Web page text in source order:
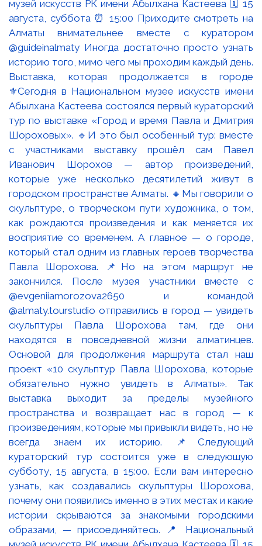
Выставка, которая продолжается в городе
⚜️Сегодня в Национальном музее искусств имени
Абылхана Кастеева состоялся первый кураторский
тур по выставке «Город и время Павла и Дмитрия
Шороховых». 🔹И это был особенный тур: вместе
с участниками выставку прошёл сам Павел
Иванович Шорохов — автор произведений,
которые уже несколько десятилетий живут в
городском пространстве Алматы. 🔸Мы говорили о
скульптуре, о творческом пути художника, о том,
как рождаются произведения и как меняется их
восприятие со временем. А главное — о городе,
который стал одним из главных героев творчества
Павла Шорохова. 📌Но на этом маршрут не
закончился. После музея участники вместе с
@evgeniiamorozova2650 и командой
@almaty.tourstudio отправились в город — увидеть
скульптуры Павла Шорохова там, где они
находятся в повседневной жизни алматинцев.
Основой для продолжения маршрута стал наш
проект «10 скульптур Павла Шорохова, которые
обязательно нужно увидеть в Алматы». Так
выставка выходит за пределы музейного
пространства и возвращает нас в город — к
произведениям, которые мы привыкли видеть, но не
всегда знаем их историю. 📌Следующий
кураторский тур состоится уже в следующую
субботу, 15 августа, в 15:00. Если вам интересно
узнать, как создавались скульптуры Шорохова,
почему они появились именно в этих местах и какие
истории скрываются за знакомыми городскими
образами, — присоединяйтесь. 📍 Национальный